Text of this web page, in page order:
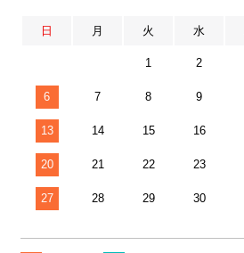
日 月 火 水
1 2
6 7 8 9
13 14 15 16
20 21 22 23
27 28 29 30